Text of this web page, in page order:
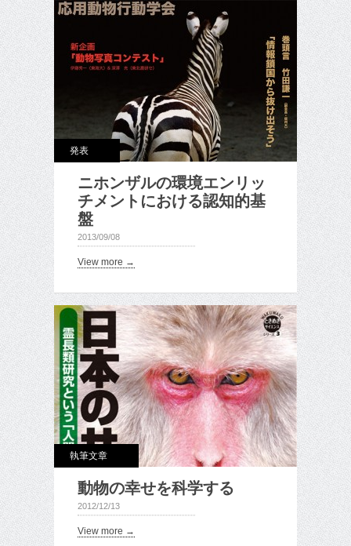
発表
ニホンザルの環境エンリッ
チメントにおける認知的基
盤
2013/09/08
View more →
執筆文章
動物の幸せを科学する
2012/12/13
View more →